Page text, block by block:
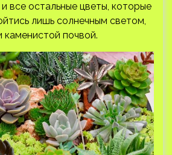
все остальные цветы, которые
лишь солнечным светом,
каменистой почвой.